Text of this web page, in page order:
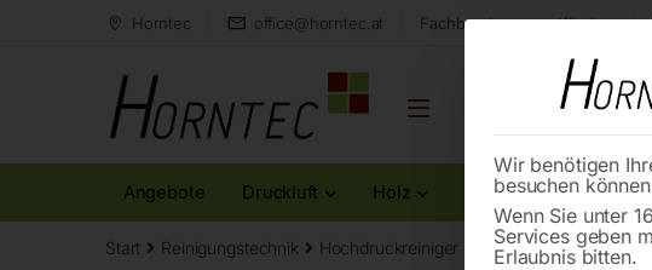
Horntec office@horntec.at Fachberatung aus Kärnten
Angebote Druckluft Holz Metall
Start Reinigungstechnik Hochdruckreiniger Kaltwasser-
Wir benötigen
besuchen
Wenn Sie unter
Services geben
Erlaubnis bitten.